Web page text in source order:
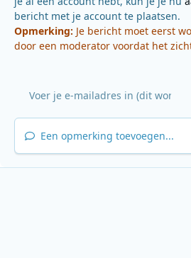
bericht met je account te plaatsen.
Opmerking: Je bericht moet eerst
door een moderator voordat het
Een opmerking toevoegen...